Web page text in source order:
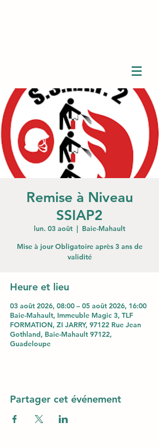
Remise à Niveau
SSIAP2
lun. 03 août
  |
Baie-Mahault
Mise à jour Obligatoire après 3 ans de
validité
Heure et lieu
03 août 2026, 08:00 – 05 août 2026, 16:00
Baie-Mahault, Immeuble Magic 3, TLF
FORMATION, ZI JARRY, 97122 Rue Jean
Gothland, Baie-Mahault 97122,
Guadeloupe
Partager cet événement